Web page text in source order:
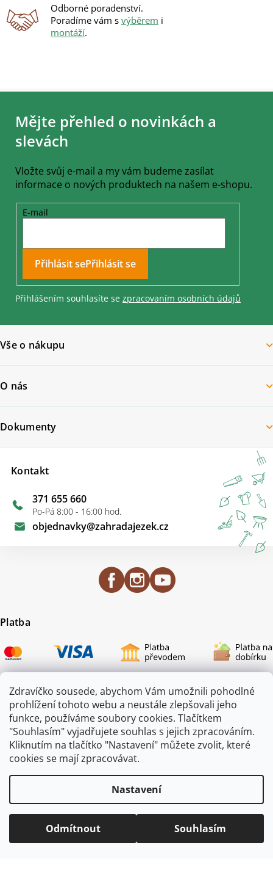
Zdravíčko sousede, abychom Vám umožnili pohodlné
prohlížení tohoto webu a neustále zlepšovali jeho
funkce, používáme soubory cookies. Tlačítkem
"Souhlasím" vyjadřujete souhlas s jejich zpracováním.
Kliknutím na tlačítko "Nastavení" můžete zvolit, které
cookies se mají zpracovávat.
Nastavení
Odmítnout Souhlasím
Odborné poradenství.
Poradíme vám s výběrem i
montáží.
Z
Mějte přehled o novinkách a
slevách
Vložte svůj e-mail a my vám budeme zasílat
informace o nových produktech na našem e-shopu.
E-mail
Přihlásit se
Přihlášením souhlasíte se zpracovaním osobních údajů
Vše o nákupu
O nás
Kontakt
objednavky@zahradajezek.cz
371 655 660
Po-Pá 8:00 - 16:00 hod.
Dokumenty
Platba
Certifikace